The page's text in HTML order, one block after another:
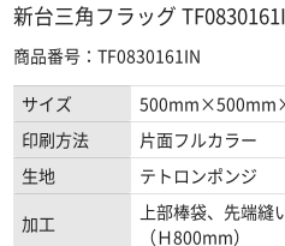
新台三角フラッグ
商品番号：TF0830161IN
サイズ
印刷方法
片面フルカラー
生地
テトロンポンジ
加工
上部棒袋、先端縫
（Ｈ800mm）